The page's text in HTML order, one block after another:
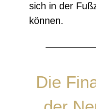
sich in der
können.
Die